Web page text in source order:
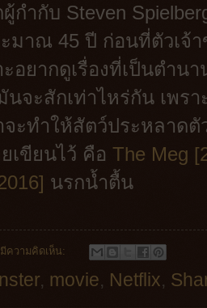
กำกับ Steven
มาณ 45 ปี ก่อนที่ตัวเจ้
ะอยากดูเรื่องที่เป็นตำ
นจะสักเท่าไหร่กัน เพร
ะทำให้สัตว์ประหลาด
เขียนไว้ คือ The Meg
นรกน้ำตื้น
ความคิดเห็น:
, movie, Netflix,